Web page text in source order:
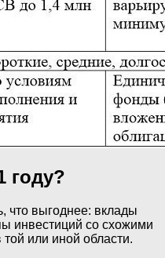
году?
что выгоднее: вклады
инвестиций со схожими
или иной области.